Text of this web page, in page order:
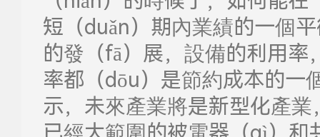
短（duǎn）期內業績的一個
的發（fā）展，設備的利用率
率都（dōu）是節約成本的一
示，未來產業將是新型化產